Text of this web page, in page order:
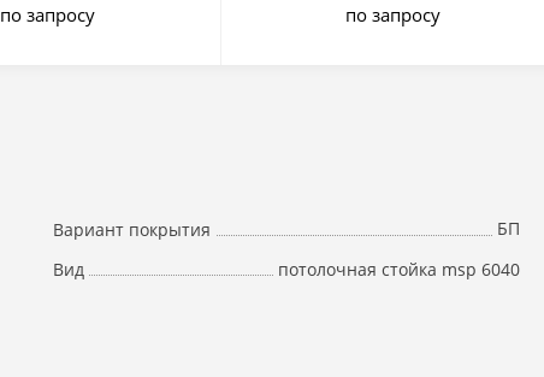
по запросу по запросу
Вариант покрытия
БП
Вид
потолочная стойка msp 6040